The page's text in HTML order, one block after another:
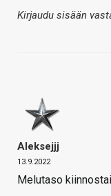
Kirjaudu sisään
Aleksejjj
13.9.2022
Melutaso